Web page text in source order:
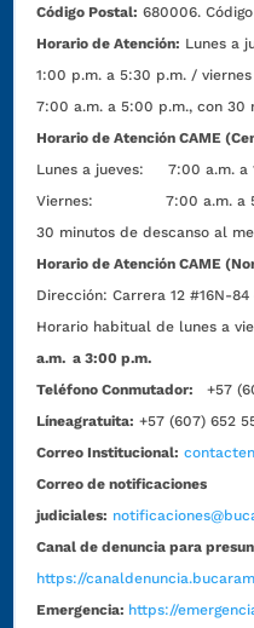
Código Postal: 680006.
Horario de Atención: Lunes a
1:00 p.m. a 5:30 p.m. /
7:00 a.m. a 5:00 p.m., con 30
Horario de Atención CAME
Lunes a jueves: 7:00 a.m. a
Viernes: 7:00 a.m. a 5:00
30 minutos de descanso al
Horario de Atención CAME
Dirección:Carrera 12 #16N-
Horario habitual de lunes a
a.m. a 3:00 p.m.
Teléfono Conmutador:
+57
Líneagratuita: +57 (607) 652
Correo Institucional:
Correo de notificaciones
judiciales:
Canal de denuncia para
https://
Emergencia: https://